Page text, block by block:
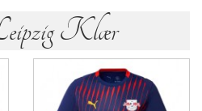
Klær